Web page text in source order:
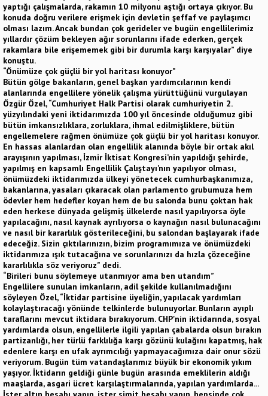
yaptığı çalışmalarda, rakamın 10 milyonu aştığı ortaya çıkıyor. Bu
konuda doğru verilere erişmek için devletin şeffaf ve paylaşımcı
olması lazım. Ancak bundan çok gerideler ve bugün engellilerimiz
yıllardır çözüm bekleyen ağır sorunlarını ifade ederken, gerçek
rakamlara bile erişememek gibi bir durumla karşı karşıyalar” diye
konuştu.
“Önümüze çok güçlü bir yol haritası konuyor”
Bütün gölge bakanların, genel başkan yardımcılarının kendi
alanlarında engellilere yönelik çalışma yürüttüğünü vurgulayan
Özgür Özel, “Cumhuriyet Halk Partisi olarak cumhuriyetin 2.
yüzyılındaki yeni iktidarımızda 100 yıl öncesinde olduğumuz gibi
bütün imkansızlıklara, zorluklara, ihmal edilmişliklere, bütün
engellemelere rağmen önümüze çok güçlü bir yol haritası konuyor.
En hassas alanlardan olan engellilik alanında böyle bir ortak akıl
arayışının yapılması, İzmir İktisat Kongresi’nin yapıldığı şehirde,
yapılmış en kapsamlı Engellilik Çalıştayı’nın yapılıyor olması,
önümüzdeki iktidarımızda ülkeyi yönetecek cumhurbaşkanımıza,
bakanlarına, yasaları çıkaracak olan parlamento grubumuza hem
ödevler hem hedefler koyan hem de bu salonda bunu çoktan hak
eden herkese dünyada gelişmiş ülkelerde nasıl yapılıyorsa öyle
yapılacağını, nasıl kaynak ayrılıyorsa o kaynağın nasıl bulunacağını
ve nasıl bir kararlılık gösterileceğini, bu salondan başlayarak ifade
edeceğiz. Sizin çıktılarınızın, bizim programımıza ve önümüzdeki
iktidarımıza ışık tutacağına ve sorunlarınızı da hızla çözeceğine
kararlılıkla söz veriyoruz” dedi.
“Birileri bunu söylemeye utanmıyor ama ben utandım”
Engellilere sunulan imkanların, adil şekilde kullanılmadığını
söyleyen Özel, “İktidar partisine üyeliğin, yapılacak yardımları
kolaylaştıracağı yönünde telkinlerde bulunuyorlar. Bunların ayıplı
taraflarını mevcut iktidara bırakıyorum. CHP'nin iktidarında, sosyal
yardımlarda olsun, engellilerle ilgili yapılan çabalarda olsun bırakın
partizanlığı, her türlü farklılığa karşı gözünü kulağını kapatmış, hak
edenlere karşı en ufak ayrımcılığı yapmayacağımıza dair onur sözü
veriyorum. Bugün tüm vatandaşlarımız büyük bir ekonomik yıkım
yaşıyor. İktidarın geldiği günle bugün arasında emeklilerin aldığı
maaşlarda, asgari ücret karşılaştırmalarında, yapılan yardımlarda...